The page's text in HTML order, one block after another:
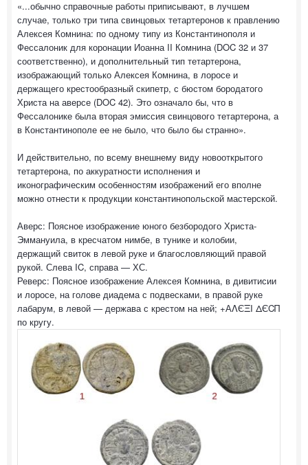
«...обычно справочные работы приписывают, в лучшем
случае, только три типа свинцовых тетартеронов к правлению
Алексея Комнина: по одному типу из Константинополя и
Фессалоник для коронации Иоанна II Комнина (DOC 32 и 37
соответственно), и дополнительный тип тетартерона,
изображающий только Алексея Комнина, в лоросе и
держащего крестообразный скипетр, с бюстом бородатого
Христа на аверсе (DOC 42). Это означало бы, что в
Фессалонике была вторая эмиссия свинцового тетартерона, а
в Константинополе ее не было, что было бы странно».
И действительно, по всему внешнему виду новооткрытого
тетартерона, по аккуратности исполнения и
иконографическим особенностям изображений его вполне
можно отнести к продукции константинопольской мастерской.
Аверс: Поясное изображение юного безбородого Христа-
Эммануила, в кресчатом нимбе, в тунике и колобии,
держащий свиток в левой руке и благословляющий правой
рукой. Слева IC, справа — ХС.
Реверс: Поясное изображение Алексея Комнина, в дивитисии
и лоросе, на голове диадема с подвесками, в правой руке
лабарум, в левой — держава с крестом на ней; +АΛЄΞI ΔЄCΠ
по кругу.